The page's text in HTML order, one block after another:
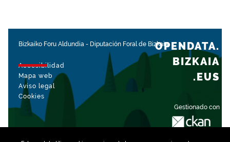
Bizkaiko Foru Aldundia - Diputación Foral de Bizkaia
Accesibilidad
Mapa web
Aviso legal
Cookies
Gestionado con
OPENDATA.
BIZKAIA
.EUS